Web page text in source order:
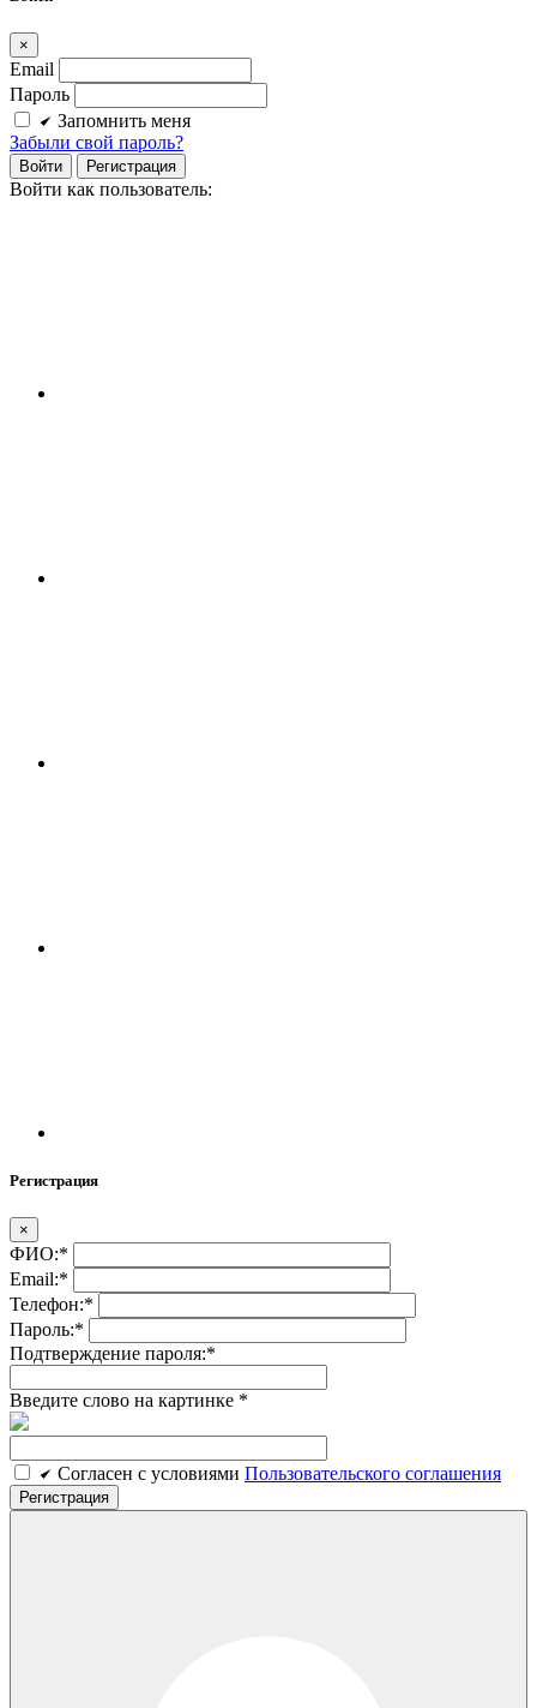
×
Email
Пароль
Запомнить меня
Забыли свой пароль?
Войти Регистрация
Войти как пользователь:
Регистрация
×
ФИО:*
Email:*
Телефон:*
Пароль:*
Подтверждение пароля:*
Введите слово на картинке *
Cогласен c условиями Пользовательского соглашения